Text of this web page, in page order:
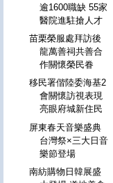
逾1600職缺 55家
醫院進駐搶人才
苗栗榮服處拜訪後
龍萬善祠共善合
作關懷榮民眷
移民署偕陸委海基2
會關懷訪視表現
亮眼府城新住民
屏東春天音樂盛典
台灣祭×三大日音
樂節登場
南紡購物日韓展盛